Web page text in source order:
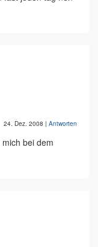
24. Dez. 2008 | Antworten
bei dem